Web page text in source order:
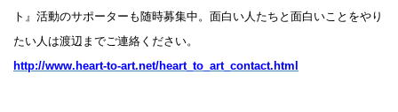
ト』活動のサポーターも随時募集中。面白い人たちと面白いことをやり
たい人は渡辺までご連絡ください。
http://www.heart-to-art.net/heart_to_art_contact.html